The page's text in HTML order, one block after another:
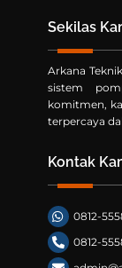
Sekilas
Arkana
sistem
komitmen,
terpercaya
Kontak
0812-
0812-